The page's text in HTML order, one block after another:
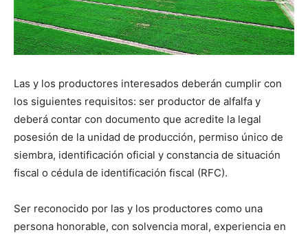
Las y los productores interesados deberán cumplir con
los siguientes requisitos: ser productor de alfalfa y
deberá contar con documento que acredite la legal
posesión de la unidad de producción, permiso único de
siembra, identificación oficial y constancia de situación
fiscal o cédula de identificación fiscal (RFC).
Ser reconocido por las y los productores como una
persona honorable, con solvencia moral, experiencia en